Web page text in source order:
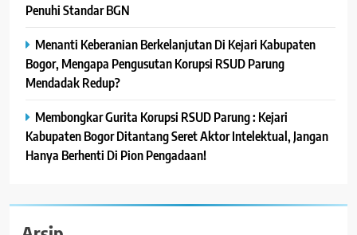
Penuhi Standar BGN
Menanti Keberanian Berkelanjutan Di Kejari Kabupaten
Bogor, Mengapa Pengusutan Korupsi RSUD Parung
Mendadak Redup?
Membongkar Gurita Korupsi RSUD Parung : Kejari
Kabupaten Bogor Ditantang Seret Aktor Intelektual, Jangan
Hanya Berhenti Di Pion Pengadaan!